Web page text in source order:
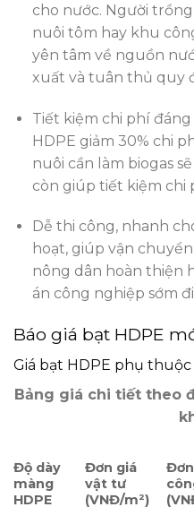
cho nước. Người
nuôi tôm hay khu
yên tâm về nguồn
xuất và tuân thủ quy
Tiết kiệm chi phí
HDPE giảm 30% chi
nuôi cần làm biogas
còn giúp tiết kiệm chi
Dễ thi công, nhanh
hoạt, giúp vận
nông dân hoàn thiện
án công nghiệp sớm
Báo giá bạt HDPE
Giá bạt HDPE phụ thuộc
Bảng giá chi tiết theo
Độ dày
màng
HDPE
Đơn giá
vật tư
(VNĐ/m²)